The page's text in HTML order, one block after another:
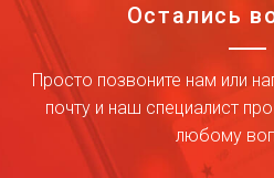
Остались
Просто позвоните нам или
почту и наш специалист
любому